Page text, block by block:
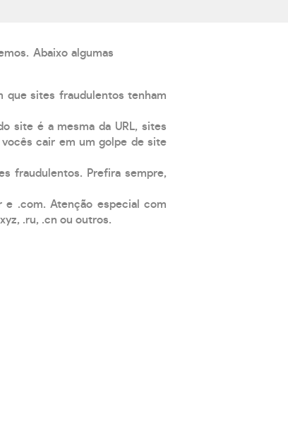
Abaixo algumas
que sites fraudulentos tenham
site é a mesma da URL, sites
cair em um golpe de site
fraudulentos. Prefira sempre,
e .com. Atenção especial com
.ru, .cn ou outros.